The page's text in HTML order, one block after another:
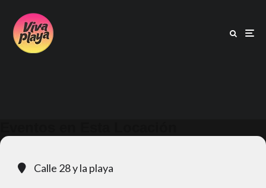
Calle 28 y la playa